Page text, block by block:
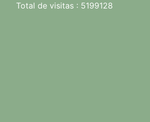
Total de visitas : 5199128